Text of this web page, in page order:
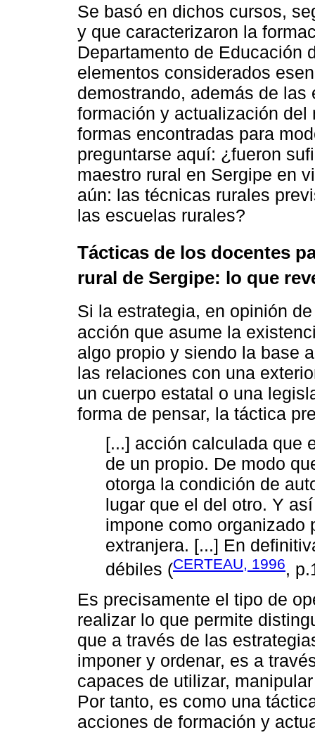
Se basó en dichos cursos,
y que caracterizaron la
Departamento de Educación
elementos considerados
demostrando, además de
formación y actualización
formas encontradas para
preguntarse aquí: ¿fueron
maestro rural en Sergipe en
aún: las técnicas rurales
las escuelas rurales?
Tácticas de los docentes
rural de Sergipe: lo que
Si la estrategia, en opinión
acción que asume la
algo propio y siendo la base
las relaciones con una
un cuerpo estatal o una
forma de pensar, la táctica
[...] acción calculada que
de un propio. De modo
otorga la condición de
lugar que el del otro. Y
impone como organizado
extranjera. [...] En
débiles (CERTEAU, 1996,
Es precisamente el tipo de
realizar lo que permite
que a través de las
imponer y ordenar, es a
capaces de utilizar,
Por tanto, es como una
acciones de formación y